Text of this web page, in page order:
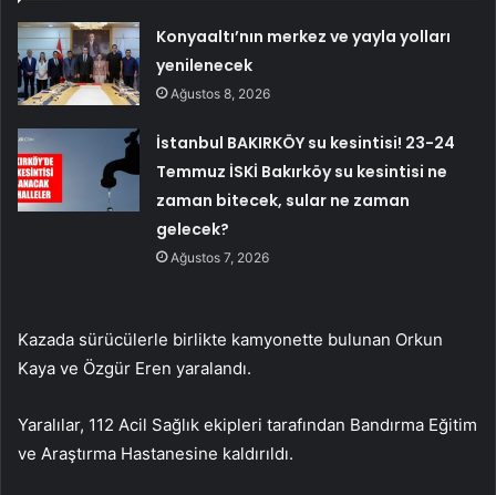
Konyaaltı’nın merkez ve yayla yolları
yenilenecek
Ağustos 8, 2026
İstanbul BAKIRKÖY su kesintisi! 23-24
Temmuz İSKİ Bakırköy su kesintisi ne
zaman bitecek, sular ne zaman
gelecek?
Ağustos 7, 2026
Kazada sürücülerle birlikte kamyonette bulunan Orkun
Kaya ve Özgür Eren yaralandı.
Yaralılar, 112 Acil Sağlık ekipleri tarafından Bandırma Eğitim
ve Araştırma Hastanesine kaldırıldı.